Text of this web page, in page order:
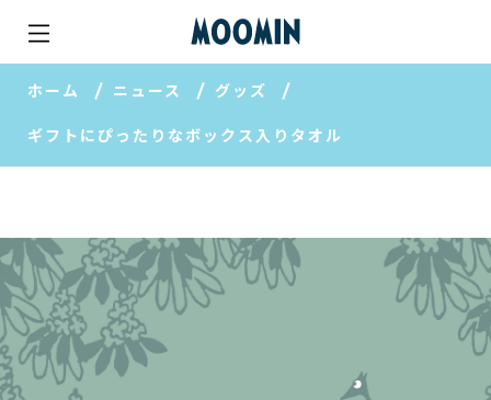
ホーム ニュース グッズ
ギフトにぴったりなボックス入りタオル